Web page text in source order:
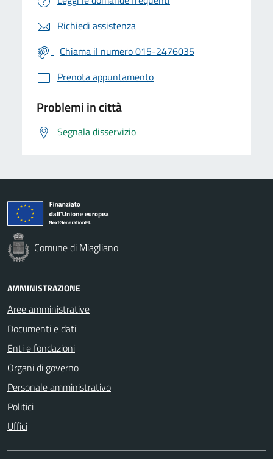
Richiedi assistenza
Chiama il numero 015-2476035
Prenota appuntamento
Problemi in città
Segnala disservizio
Comune di Miagliano
AMMINISTRAZIONE
Aree amministrative
Documenti e dati
Enti e fondazioni
Organi di governo
Personale amministrativo
Politici
Uffici